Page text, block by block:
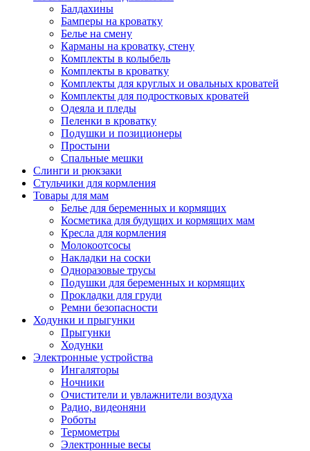
Балдахины
Бамперы на кроватку
Белье на смену
Карманы на кроватку, стену
Комплекты в колыбель
Комплекты в кроватку
Комплекты для круглых и овальных кроватей
Комплекты для подростковых кроватей
Одеяла и пледы
Пеленки в кроватку
Подушки и позиционеры
Простыни
Спальные мешки
Слинги и рюкзаки
Стульчики для кормления
Товары для мам
Белье для беременных и кормящих
Косметика для будущих и кормящих мам
Кресла для кормления
Молокоотсосы
Накладки на соски
Одноразовые трусы
Подушки для беременных и кормящих
Прокладки для груди
Ремни безопасности
Ходунки и прыгунки
Прыгунки
Ходунки
Электронные устройства
Ингаляторы
Ночники
Очистители и увлажнители воздуха
Радио, видеоняни
Роботы
Термометры
Электронные весы